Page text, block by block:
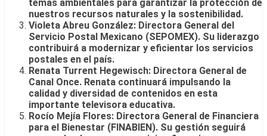
temas ambientales para garantizar la protección de
nuestros recursos naturales y la sostenibilidad.
Violeta Abreu González: Directora General del
Servicio Postal Mexicano (SEPOMEX). Su liderazgo
contribuirá a modernizar y eficientar los servicios
postales en el país.
Renata Turrent Hegewisch: Directora General de
Canal Once. Renata continuará impulsando la
calidad y diversidad de contenidos en esta
importante televisora educativa.
Rocío Mejía Flores: Directora General de Financiera
para el Bienestar (FINABIEN). Su gestión seguirá